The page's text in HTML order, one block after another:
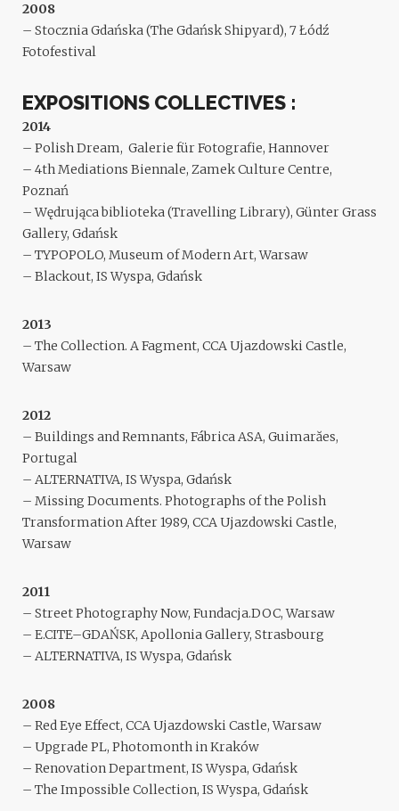
2008
– Stocznia Gdańska (The Gdańsk Shipyard), 7 Łódź
Fotofestival
EXPOSITIONS COLLECTIVES :
2014
– Polish Dream, Galerie für Fotografie, Hannover
– 4th Mediations Biennale, Zamek Culture Centre,
Poznań
– Wędrująca biblioteka (Travelling Library), Günter Grass
Gallery, Gdańsk
– TYPOPOLO, Museum of Modern Art, Warsaw
– Blackout, IS Wyspa, Gdańsk
2013
– The Collection. A Fagment, CCA Ujazdowski Castle,
Warsaw
2012
– Buildings and Remnants, Fábrica ASA, Guimarăes,
Portugal
– ALTERNATIVA, IS Wyspa, Gdańsk
– Missing Documents. Photographs of the Polish
Transformation After 1989, CCA Ujazdowski Castle,
Warsaw
2011
– Street Photography Now, Fundacja.DOC, Warsaw
– E.CITE–GDAŃSK, Apollonia Gallery, Strasbourg
– ALTERNATIVA, IS Wyspa, Gdańsk
2008
– Red Eye Effect, CCA Ujazdowski Castle, Warsaw
– Upgrade PL, Photomonth in Kraków
– Renovation Department, IS Wyspa, Gdańsk
– The Impossible Collection, IS Wyspa, Gdańsk